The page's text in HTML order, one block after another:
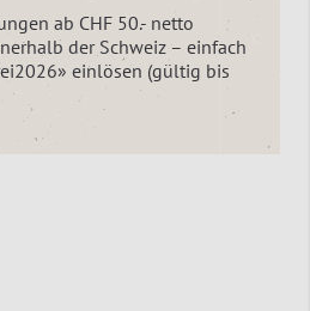
ab CHF 50.- netto
der Schweiz – einfach
einlösen (gültig bis